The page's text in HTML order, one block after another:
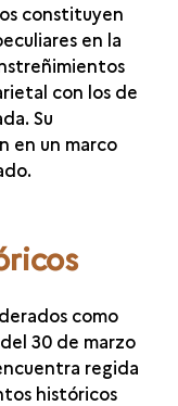
AUX-
constituyen
en la
con los de
Su
en un marco
como
30 de marzo
regida
históricos